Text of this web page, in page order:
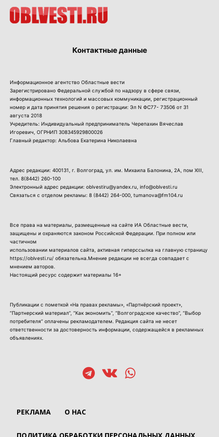
Контактные данные
Информационное агентство Областные вести
Зарегистрировано Федеральной службой по надзору в сфере связи,
информационных технологий и массовых коммуникации, регистрационный
номер и дата принятия решения о регистрации: Эл N ФС77- 73506 от 31
августа 2018
Учредитель: Индивидуальный предприниматель Черепахин Вячеслав
Игоревич, ОГРНИП 308345929800026
Главный редактор: Альбова Екатерина Николаевна
Адрес редакции: 400131, г. Волгоград, ул. им. Михаила Балонина, 2А, пом XIII,
тел. 8(8442) 260-100
Электронный адрес редакции: oblvestiru@yandex.ru, info@oblvesti.ru
Связаться с отделом рекламы: 8 (8442) 264-000 , tumanova@fm104.ru
Все права на материалы, размещенные на сайте ИА Областные вести,
защищены и охраняются законом Российской Федерации. При полном или
частичном
использовании материалов сайта, активная гиперссылка на главную страницу
https://oblvesti.ru/ обязательна.Мнение редакции не всегда совпадает с
мнением авторов.
Настоящий ресурс содержит материалы 16+
Публикации с пометкой «На правах рекламы», «Партнёрский проект»,
“Партнерский материал”, “Как экономить”, “Волгоградское качество”, “Выбор
потребителя” оплачены рекламодателем. Редакция сайта не несет
ответственности за достоверность информации, содержащейся в рекламных
объявлениях.
РЕКЛАМА О НАС